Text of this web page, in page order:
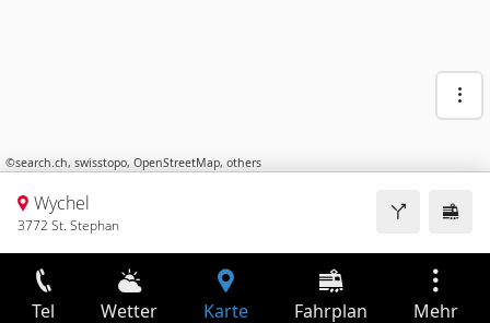
©search.ch, swisstopo, OpenStreetMap, others
Wychel
3772 St. Stephan
Tel Wetter Karte Fahrplan Mehr